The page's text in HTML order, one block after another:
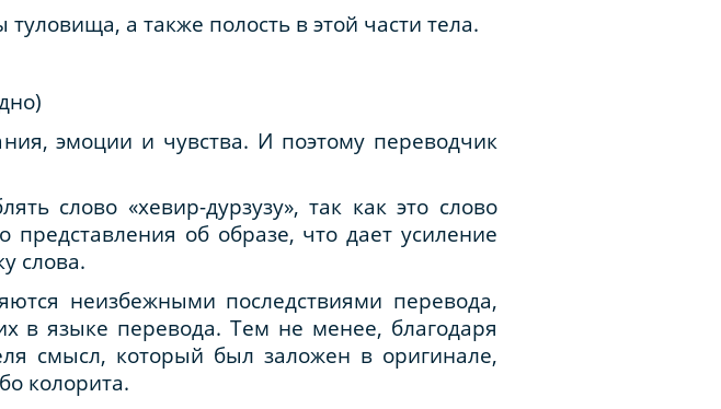
а также полость в этой части тела.
эмоции и чувства. И поэтому переводчик
слово «хевир-дурзузу», так как это слово
об образе, что дает усиление
слова.
неизбежными последствиями перевода,
в языке перевода. Тем не менее, благодаря
смысл, который был заложен в оригинале,
колорита.